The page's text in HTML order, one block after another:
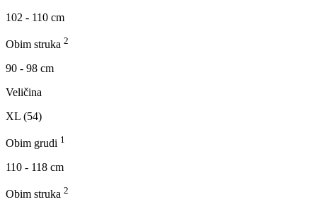
102 - 110 cm
Obim struka 2
90 - 98 cm
Veličina
XL (54)
Obim grudi 1
110 - 118 cm
Obim struka 2